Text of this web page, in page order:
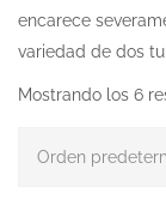
encarece
variedad de dos
Mostrando los 6